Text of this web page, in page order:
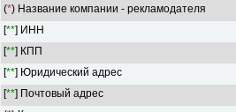
(*) Название компании - рекламодателя
[**] ИНН
[**] КПП
[**] Юридический адрес
[**] Почтовый адрес